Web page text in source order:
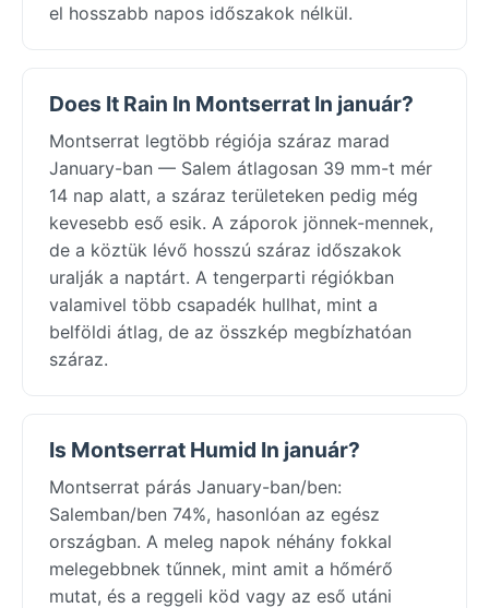
el hosszabb napos időszakok nélkül.
Does It Rain In Montserrat In január?
Montserrat legtöbb régiója száraz marad
January-ban — Salem átlagosan 39 mm-t mér
14 nap alatt, a száraz területeken pedig még
kevesebb eső esik. A záporok jönnek-mennek,
de a köztük lévő hosszú száraz időszakok
uralják a naptárt. A tengerparti régiókban
valamivel több csapadék hullhat, mint a
belföldi átlag, de az összkép megbízhatóan
száraz.
Is Montserrat Humid In január?
Montserrat párás January-ban/ben:
Salemban/ben 74%, hasonlóan az egész
országban. A meleg napok néhány fokkal
melegebbnek tűnnek, mint amit a hőmérő
mutat, és a reggeli köd vagy az eső utáni